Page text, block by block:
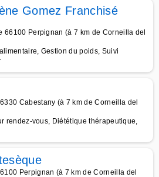
Gomez Franchisé
66100 Perpignan (à 7 km de Corneilla del
Gestion du poids, Suivi
Cabestany (à 7 km de Corneilla del
rendez-vous, Diététique thérapeutique,
Perpignan (à 7 km de Corneilla del